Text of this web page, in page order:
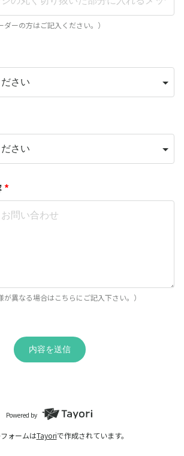
ダーの方はご記入ください。）
*
が異なる場合はこちらにご記入下さい。）
内容を送信
Powered by
ォームはTayoriで作成されています。